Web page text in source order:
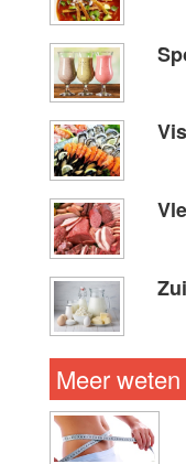
Meer